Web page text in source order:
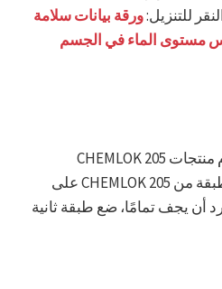
ورقة بيانات سلامة
مستوى الماء في الجسم
يمكن للعملاء أيضًا استخدام منتجات CHEMLOK 205
وCHEMLOK 220. أولاً، ضع طبقة من CHEMLOK 205 على
أن يجف تمامًا، ضع طبقة ثانية